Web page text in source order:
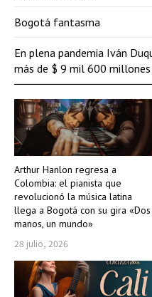
Arthur Hanlon regresa a
Colombia: el pianista que
revolucionó la música latina
llega a Bogotá con su gira «Dos
manos, un mundo»
28 julio, 2026
Bogotá fantasma
En plena pandemia Iván
más de $ 9 mil 600 millones